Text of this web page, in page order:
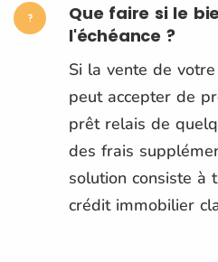
Que faire si le
l'échéance ?
Si la vente de
peut accepter de
prêt relais de
des frais
solution consiste à
crédit immobilier